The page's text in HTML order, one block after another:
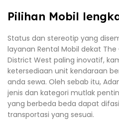
Pilihan Mobil
Status dan stereotip yang
layanan Rental Mobil dekat
District West paling inovatif,
ketersediaan unit kendaraan
anda sewa. Oleh sebab itu,
jenis dan kategori mutlak
yang berbeda beda dapat
transportasi yang sesuai.